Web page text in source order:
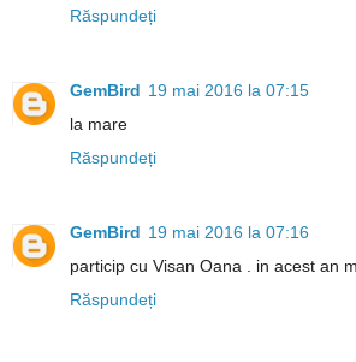
Răspundeți
GemBird 19 mai 2016 la 07:15
la mare
Răspundeți
GemBird 19 mai 2016 la 07:16
particip cu Visan Oana . in acest an
Răspundeți